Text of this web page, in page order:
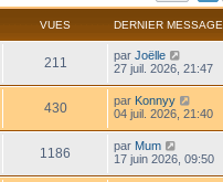
VUES DERNIER MESSAGE
211 par Joëlle
27 juil. 2026, 21:47
430 par Konnyy
04 juil. 2026, 21:40
1186 par Mum
17 juin 2026, 09:50